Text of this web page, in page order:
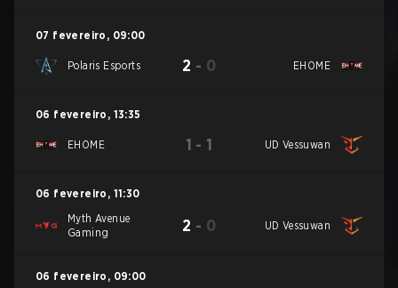
07 fevereiro , 09:00
Polaris Esports 2 - 0 EHOME
06 fevereiro , 13:35
EHOME 1 - 1 UD Vessuwan
06 fevereiro , 11:30
Myth Avenue
Gaming
2 - 0 UD Vessuwan
06 fevereiro , 09:00